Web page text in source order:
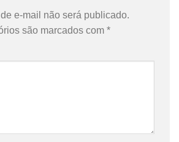
e-mail não será publicado.
são marcados com *